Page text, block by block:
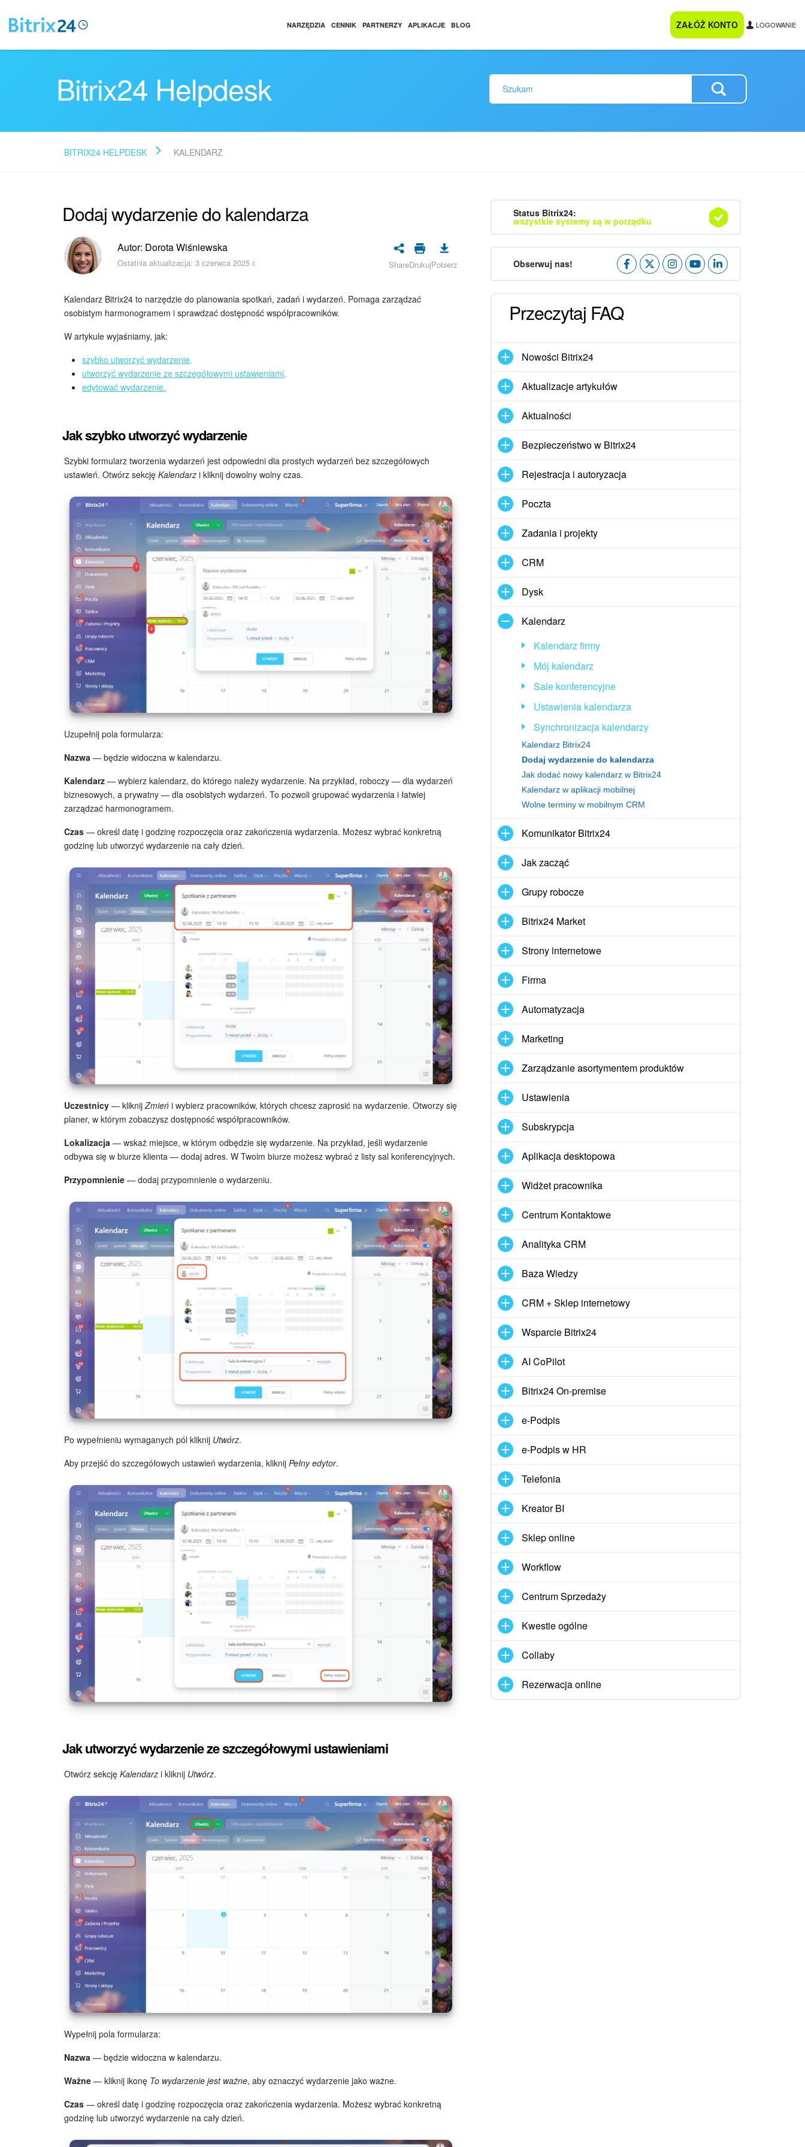
NARZĘDZIA CENNIK PARTNERZY APLIKACJE BLOG ZAŁÓŻ KONTO LOGOWANIE
Bitrix24 Helpdesk
BITRIX24 HELPDESK KALENDARZ
Dodaj wydarzenie do kalendarza
Autor: Dorota Wiśniewska
Ostatnia aktualizacja: 3 czerwca 2025 r. ShareDrukujPobierz
Kalendarz Bitrix24 to narzędzie do planowania spotkań, zadań i wydarzeń. Pomaga zarządzać
osobistym harmonogramem i sprawdzać dostępność współpracowników.
W artykule wyjaśniamy, jak:
szybko utworzyć wydarzenie,
utworzyć wydarzenie ze szczegółowymi ustawieniami,
edytować wydarzenie.
Jak szybko utworzyć wydarzenie
Szybki formularz tworzenia wydarzeń jest odpowiedni dla prostych wydarzeń bez szczegółowych
ustawień. Otwórz sekcję Kalendarz i kliknij dowolny wolny czas.
Uzupełnij pola formularza:
Nazwa — będzie widoczna w kalendarzu.
Kalendarz — wybierz kalendarz, do którego należy wydarzenie. Na przykład, roboczy — dla wydarzeń
biznesowych, a prywatny — dla osobistych wydarzeń. To pozwoli grupować wydarzenia i łatwiej
zarządzać harmonogramem.
Czas — określ datę i godzinę rozpoczęcia oraz zakończenia wydarzenia. Możesz wybrać konkretną
godzinę lub utworzyć wydarzenie na cały dzień.
Uczestnicy — kliknijZmień i wybierz pracowników, których chcesz zaprosić na wydarzenie. Otworzy się
planer, w którym zobaczysz dostępność współpracowników.
Lokalizacja — wskaż miejsce, w którym odbędzie się wydarzenie. Na przykład, jeśli wydarzenie
odbywa się w biurze klienta — dodaj adres. W Twoim biurze możesz wybrać z listy sal konferencyjnych.
Przypomnienie — dodaj przypomnienie o wydarzeniu.
Po wypełnieniu wymaganych pól kliknij Utwórz.
Aby przejść do szczegółowych ustawień wydarzenia, kliknij Pełny edytor.
Jak utworzyć wydarzenie ze szczegółowymi ustawieniami
Otwórz sekcję Kalendarz i kliknij Utwórz.
Wypełnij pola formularza:
Nazwa — będzie widoczna w kalendarzu.
Ważne — kliknij ikonę To wydarzenie jest ważne, aby oznaczyć wydarzenie jako ważne.
Czas — określ datę i godzinę rozpoczęcia oraz zakończenia wydarzenia. Możesz wybrać konkretną
godzinę lub utworzyć wydarzenie na cały dzień.
Status Bitrix24:
wszystkie systemy są w porządku
Obserwuj nas!
Przeczytaj FAQ
Nowości Bitrix24
Aktualizacje artykułów
Aktualności
Bezpieczeństwo w Bitrix24
Rejestracja i autoryzacja
Poczta
Zadania i projekty
CRM
Dysk
Kalendarz
Kalendarz firmy
Mój kalendarz
Sale konferencyjne
Ustawienia kalendarza
Synchronizacja kalendarzy
Kalendarz Bitrix24
Dodaj wydarzenie do kalendarza
Jak dodać nowy kalendarz w Bitrix24
Kalendarz w aplikacji mobilnej
Wolne terminy w mobilnym CRM
Komunikator Bitrix24
Jak zacząć
Grupy robocze
Bitrix24 Market
Strony internetowe
Firma
Automatyzacja
Marketing
Zarządzanie asortymentem produktów
Ustawienia
Subskrypcja
Aplikacja desktopowa
Widżet pracownika
Centrum Kontaktowe
Analityka CRM
Baza Wiedzy
CRM + Sklep internetowy
Wsparcie Bitrix24
AI CoPilot
Bitrix24 On-premise
e-Podpis
e-Podpis w HR
Telefonia
Kreator BI
Sklep online
Workflow
Centrum Sprzedaży
Kwestie ogólne
Collaby
Rezerwacja online